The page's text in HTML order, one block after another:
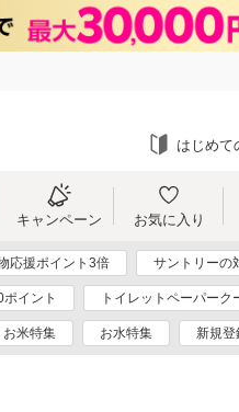
はじめて
キャンペーン お気に入り
応援ポイント3倍 サントリーの
イント トイレットペーパーク
お米特集 お水特集 新規登